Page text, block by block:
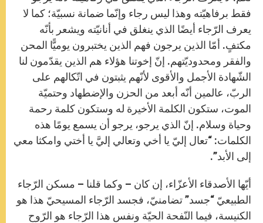
فقط برفاهيّته وهذا ليس رجاء وإنّما ضمانة نسبيّة؛ كما لا
يعرف الرّجاء أيضًا الذي ينغلق في أنانيّته ويشعر بأنّه
مكتفٍ. أمّا الذين يرجون فهم الذين يختبرون يوميًّا المحن
والفقر ومحدوديّتهم. إنّ إخوتنا هؤلاء هم الذين يقدّمون لنا
الشّهادة الأجمل والأقوى لأنّهم يثبتون في اتّكالهم على
الربّ، عالمين أنّه أبعد من الحزن والإضطهاد وحتميّة
الموت، ستكون الكلمة الأخيرة له وستكون كلمة رحمة
وحياة وسلام. إنّ الذي يرجو، يرجو أن يسمع يومًا هذه
الكلمات: “تعال إليّ يا أخي وتعالي إليَّ يا أختي وامكثا معي
إلى الأبد”.
أيّها الأصدقاء الأعزّاء، إن كان – وكما قلنا – مسكن الرّجاء
الطبيعيّ “جسد” تضامنيّ، فجسد الرّجاء المسيحيّ هذا هو
الكنيسة، فيما النّفحة الحيّة ونفس هذا الرّجاء هو الرّوح